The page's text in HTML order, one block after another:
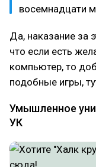
восемнадцати
Да, наказание за
что если есть
компьютер, то
подобные игры,
Умышленное
УК